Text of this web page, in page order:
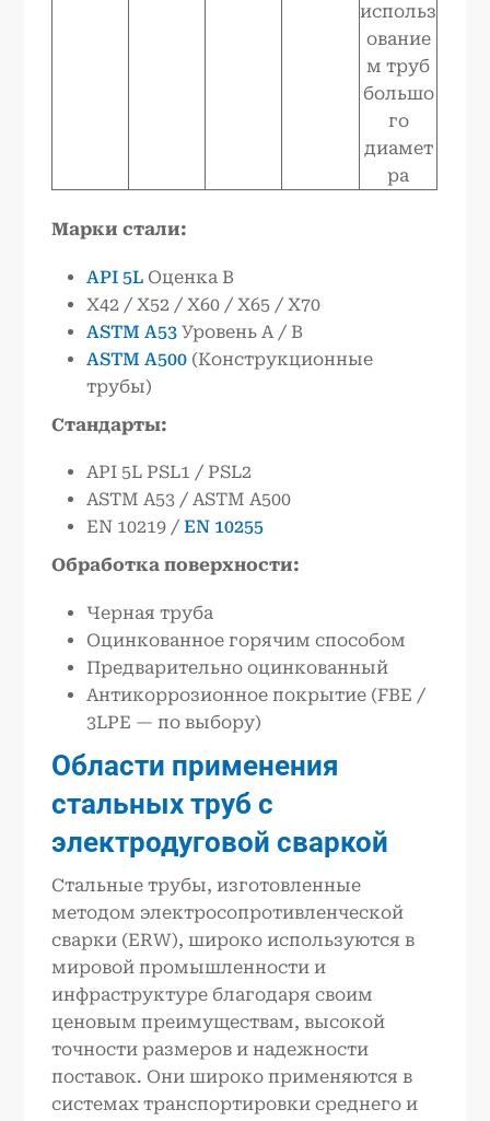
использ
ование
м труб
большо
го
диамет
ра
Марки стали:
API 5L Оценка B
X42 / X52 / X60 / X65 / X70
ASTM A53 Уровень A / B
ASTM A500 (Конструкционные
трубы)
Стандарты:
API 5L PSL1 / PSL2
ASTM A53 / ASTM A500
EN 10219 /EN 10255
Обработка поверхности:
Черная труба
Оцинкованное горячим способом
Предварительно оцинкованный
Антикоррозионное покрытие (FBE /
3LPE — по выбору)
Области применения
стальных труб с
электродуговой сваркой
Стальные трубы, изготовленные
методом электросопротивленческой
сварки (ERW), широко используются в
мировой промышленности и
инфраструктуре благодаря своим
ценовым преимуществам, высокой
точности размеров и надежности
поставок. Они широко применяются в
системах транспортировки среднего и